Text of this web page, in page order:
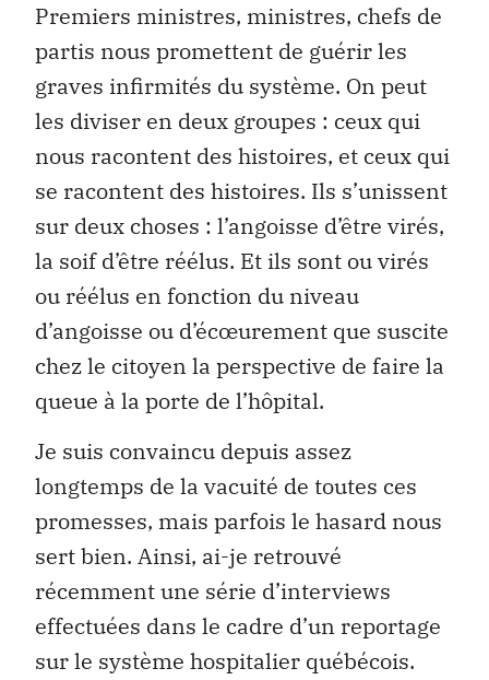
Premiers ministres, ministres, chefs de
partis nous promettent de guérir les
graves infirmités du système. On peut
les diviser en deux groupes : ceux qui
nous racontent des histoires, et ceux qui
se racontent des histoires. Ils s’unissent
sur deux choses : l’angoisse d’être virés,
la soif d’être réélus. Et ils sont ou virés
ou réélus en fonction du niveau
d’angoisse ou d’écœurement que suscite
chez le citoyen la perspective de faire la
queue à la porte de l’hôpital.
Je suis convaincu depuis assez
longtemps de la vacuité de toutes ces
promesses, mais parfois le hasard nous
sert bien. Ainsi, ai-je retrouvé
récemment une série d’interviews
effectuées dans le cadre d’un reportage
sur le système hospitalier québécois.